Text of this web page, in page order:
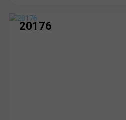
20176